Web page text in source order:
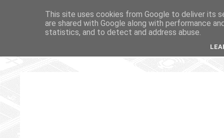
This site uses cookies from Google to deliver its
are shared with Google along with performance
statistics, and to detect and address abuse.